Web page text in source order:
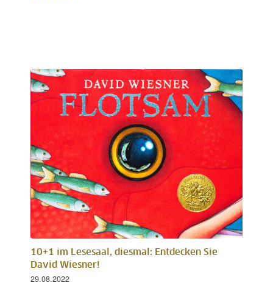
10+1 im Lesesaal, diesmal: Entdecken Sie
David Wiesner!
29.08.2022